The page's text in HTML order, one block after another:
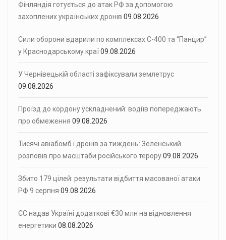
Фінляндія готується до атак РФ за допомогою
захоплених українських дронів 09.08.2026
Сили оборони вдарили по комплексах С-400 та “Панцир”
у Краснодарському краї09.08.2026
У Чернівецькій області зафіксували землетрус
09.08.2026
Проїзд до кордону ускладнений: водіїв попереджають
про обмеження 09.08.2026
Тисячі авіабомб і дронів за тиждень: Зеленський
розповів про масштаби російського терору09.08.2026
Збито 179 цілей: результати відбиття масованої атаки
РФ 9 серпня 09.08.2026
ЄС надав Україні додаткові €30 млн на відновлення
енергетики 08.08.2026